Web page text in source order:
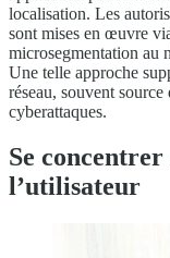
localisation. Les
sont mises en œuvre
microsegmentation au
Une telle approche
réseau, souvent
cyberattaques.
Se
l’utilisateur